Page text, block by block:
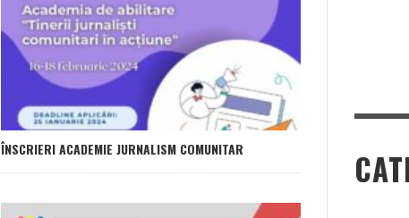
ÎNSCRIERI ACADEMIE JURNALISM COMUNITAR